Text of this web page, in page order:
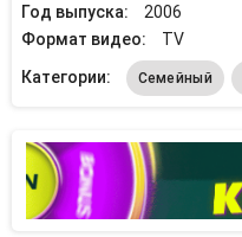
Год выпуска:
2006
Формат видео:
TV
Категории:
Семейный